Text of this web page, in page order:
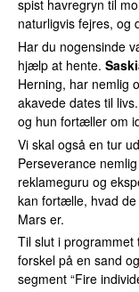
spist havregryn til
naturligvis fejres, og
Har du nogensinde
hjælp at hente.
Herning, har nemlig
akavede dates til
og hun fortæller om
Vi skal også en tur
Perseverance
reklameguru og
kan fortælle, hvad
Mars er.
Til slut i
forskel på en sand
segment “Fire